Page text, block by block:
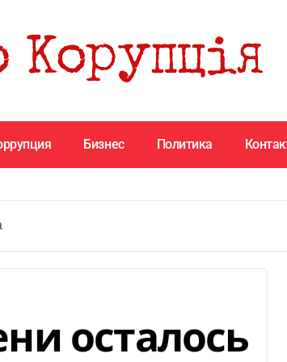
Бизнес Политика
осталось